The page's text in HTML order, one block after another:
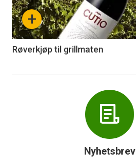
nå
-
6
+
Røverkjøp til grillmaten
Nyhetsbrev